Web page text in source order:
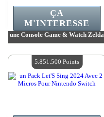
une Console Game & Watch Zelda
Quantité Disponible :4
ÇA
M'INTERESSE
5.851.500 Points